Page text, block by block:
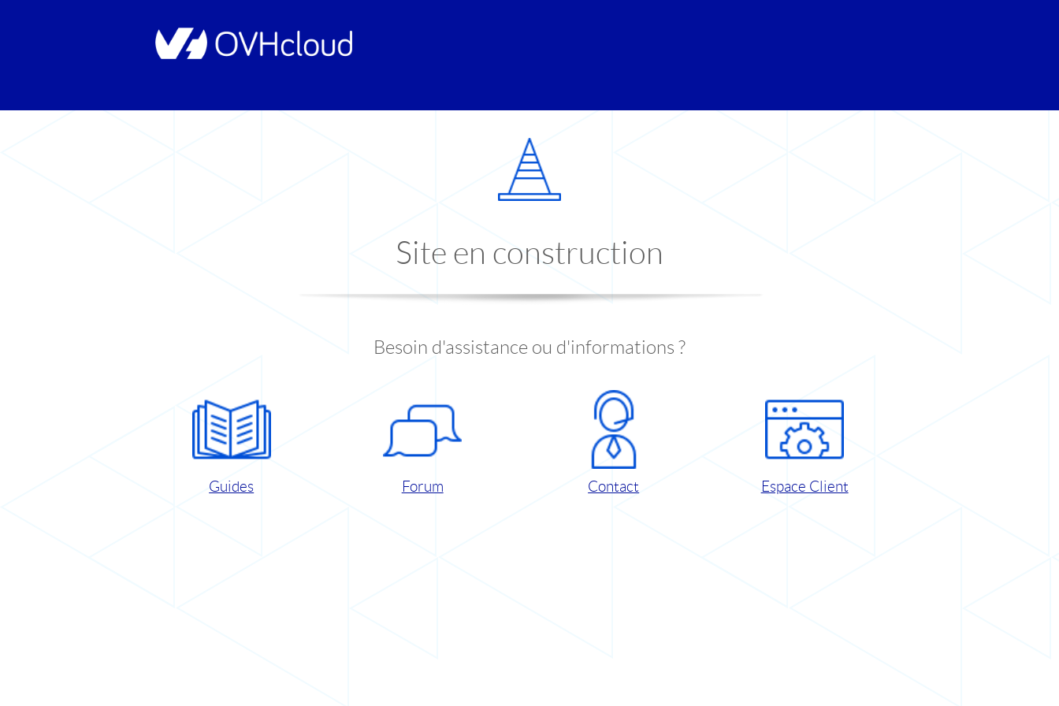
Site en construction
Besoin d'assistance ou d'informations ?
Guides Forum Contact Espace Client